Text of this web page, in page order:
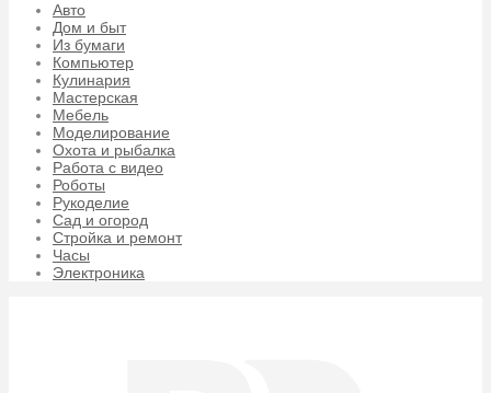
Авто
Дом и быт
Из бумаги
Компьютер
Кулинария
Мастерская
Мебель
Моделирование
Охота и рыбалка
Работа с видео
Роботы
Рукоделие
Сад и огород
Стройка и ремонт
Часы
Электроника